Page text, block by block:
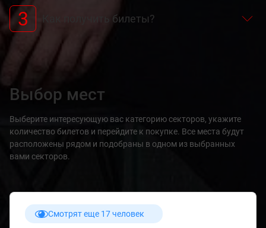
3 Как получить билеты?
Выбор мест
Выберите интересующую вас категорию секторов, укажите
количество билетов и перейдите к покупке. Все места будут
расположены рядом и подобраны в одном из выбранных
вами секторов.
Смотрят еще 17 человек